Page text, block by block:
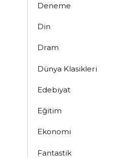
Deneme
Din
Dram
Dünya Klasikleri
Edebiyat
Eğitim
Ekonomi
Fantastik